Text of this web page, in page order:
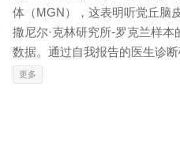
体（MGN），这表明听觉丘脑
撒尼尔·克林研究所-罗克兰样
数据。通过自我报告的医生诊
更多